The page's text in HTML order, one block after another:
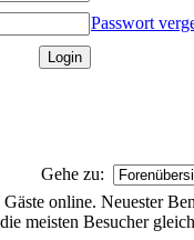
Passwort
Gehe zu:
online. Neuester
meisten Besucher